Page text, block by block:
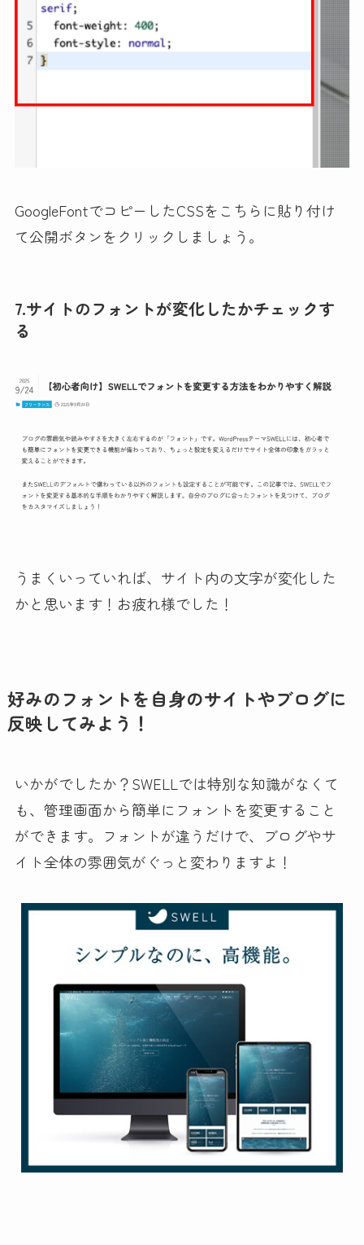
GoogleFontでコピーしたCSSをこちらに貼り付け
て公開ボタンをクリックしましょう。
7.サイトのフォントが変化したかチェックす
る
うまくいっていれば、サイト内の文字が変化した
かと思います！お疲れ様でした！
好みのフォントを自身のサイトやブログに
反映してみよう！
いかがでしたか？SWELLでは特別な知識がなくて
も、管理画面から簡単にフォントを変更すること
ができます。フォントが違うだけで、ブログやサ
イト全体の雰囲気がぐっと変わりますよ！